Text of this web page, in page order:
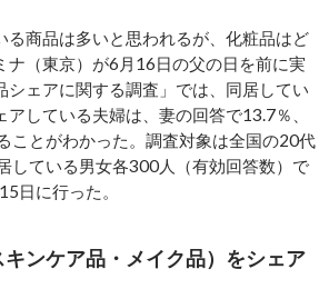
商品は多いと思われるが、化粧品はど
（東京）が6月16日の父の日を前に実
シェアに関する調査」では、同居してい
アしている夫婦は、妻の回答で13.7％、
ことがわかった。調査対象は全国の20代
している男女各300人（有効回答数）で
日に行った。
ンケア品・メイク品）をシェア